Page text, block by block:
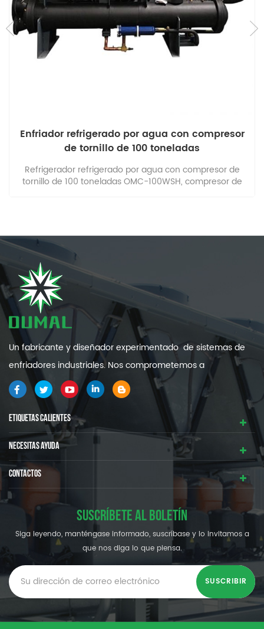
Enfriador refrigerado por agua con compresor
de tornillo de 100 toneladas
Refrigerador refrigerado por agua con compresor de
tornillo de 100 toneladas OMC-100WSH, compresor de
Un fabricante y diseñador experimentado de sistemas de
enfriadores industriales. Nos comprometemos a
proporcionarle sistemas de refrigeración industrial de alta
calidad y eficiencia .
ETIQUETAS CALIENTES
NECESITAS AYUDA
CONTACTOS
SUSCRÍBETE AL BOLETÍN
Siga leyendo, manténgase informado, suscríbase y lo invitamos a
que nos diga lo que piensa.